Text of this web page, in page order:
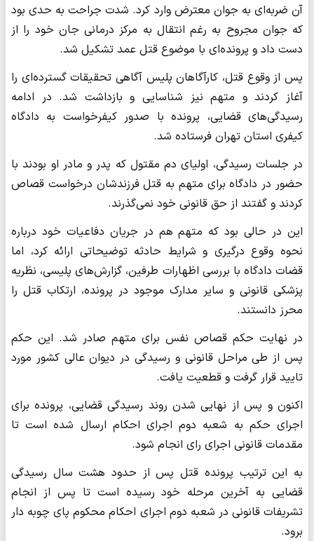
آن ضربه‌ای به جوان معترض وارد کرد. شدت جراحت به حدی بود
که جوان مجروح به رغم انتقال به مرکز درمانی جان خود را از
دست داد و پرونده‌ای با موضوع قتل عمد تشکیل شد.
پس از وقوع قتل، کارآگاهان پلیس آگاهی تحقیقات گسترده‌ای را
آغاز کردند و متهم نیز شناسایی و بازداشت شد. در ادامه
رسیدگی‌های قضایی، پرونده با صدور کیفرخواست به دادگاه
کیفری استان تهران فرستاده شد.
در جلسات رسیدگی، اولیای دم مقتول که پدر و مادر او بودند با
حضور در دادگاه برای متهم به قتل فرزندشان درخواست قصاص
کردند و گفتند از حق قانونی خود نمی‌گذرند.
این در حالی بود که متهم هم در جریان دفاعیات خود درباره
نحوه وقوع درگیری و شرایط حادثه توضیحاتی ارائه کرد، اما
قضات دادگاه با بررسی اظهارات طرفین، گزارش‌های پلیسی، نظریه
پزشکی قانونی و سایر مدارک موجود در پرونده، ارتکاب قتل را
محرز دانستند.
در نهایت حکم قصاص نفس برای متهم صادر شد. این حکم
پس از طی مراحل قانونی و رسیدگی در دیوان عالی کشور مورد
تایید قرار گرفت و قطعیت یافت.
اکنون و پس از نهایی شدن روند رسیدگی قضایی، پرونده برای
اجرای حکم به شعبه دوم اجرای احکام ارسال شده است تا
مقدمات قانونی اجرای رای انجام شود.
به این ترتیب پرونده قتل پس از حدود هشت سال رسیدگی
قضایی به آخرین مرحله خود رسیده است تا پس از انجام
تشریفات قانونی در شعبه دوم اجرای احکام محکوم پای چوبه دار
برود.